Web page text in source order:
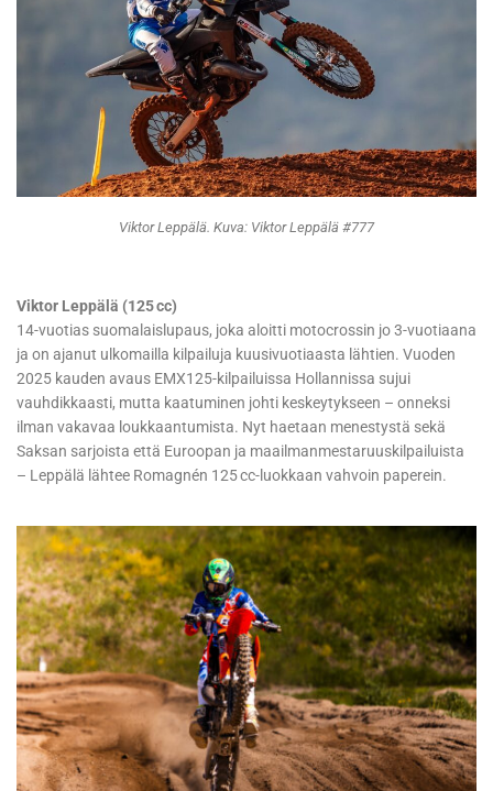
Viktor Leppälä. Kuva: Viktor Leppälä #777
Viktor Leppälä (125 cc)
14-vuotias suomalaislupaus, joka aloitti motocrossin jo 3-vuotiaana
ja on ajanut ulkomailla kilpailuja kuusivuotiaasta lähtien. Vuoden
2025 kauden avaus EMX125-kilpailuissa Hollannissa sujui
vauhdikkaasti, mutta kaatuminen johti keskeytykseen – onneksi
ilman vakavaa loukkaantumista. Nyt haetaan menestystä sekä
Saksan sarjoista että Euroopan ja maailmanmestaruuskilpailuista
– Leppälä lähtee Romagnén 125 cc-luokkaan vahvoin paperein.